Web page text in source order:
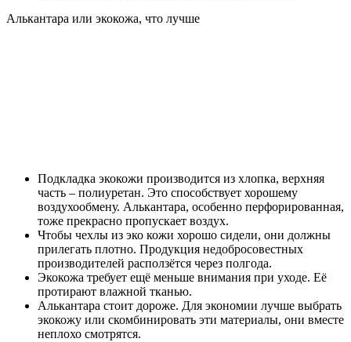
Алькантара или экокожа, что лучше
Подкладка экокожи производится из хлопка, верхняя
часть – полиуретан. Это способствует хорошему
воздухообмену. Алькантара, особенно перфорированная,
тоже прекрасно пропускает воздух.
Чтобы чехлы из эко кожи хорошо сидели, они должны
прилегать плотно. Продукция недобросовестных
производителей расползётся через полгода.
Экокожа требует ещё меньше внимания при уходе. Её
протирают влажной тканью.
Алькантара стоит дороже. Для экономии лучше выбрать
экокожу или скомбинировать эти материалы, они вместе
неплохо смотрятся.